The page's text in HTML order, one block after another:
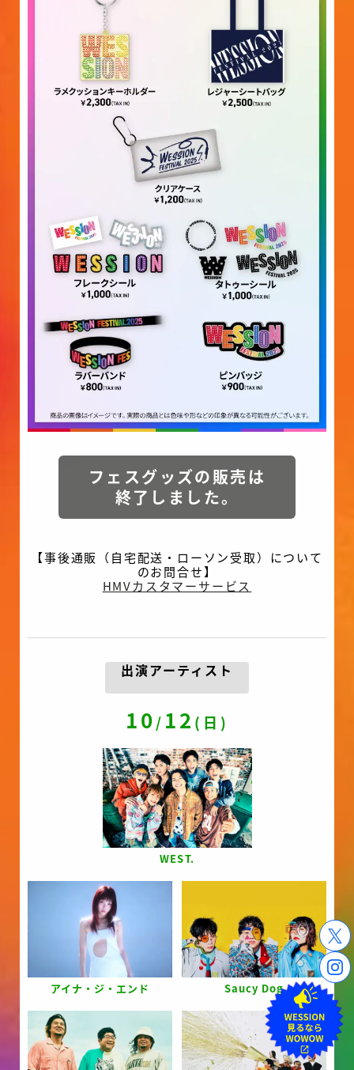
フェスグッズの販売は
終了しました。
【事後通販（自宅配送・ローソン受取）について
のお問合せ】
HMVカスタマーサービス
出演アーティスト
10/ 12 (日)
WEST.
アイナ・ジ・エンド Saucy Dog